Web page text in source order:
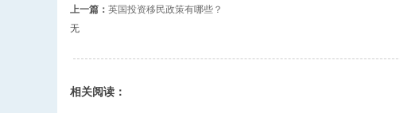
上一篇： 英国投资移民政策有哪些？
无
相关阅读：